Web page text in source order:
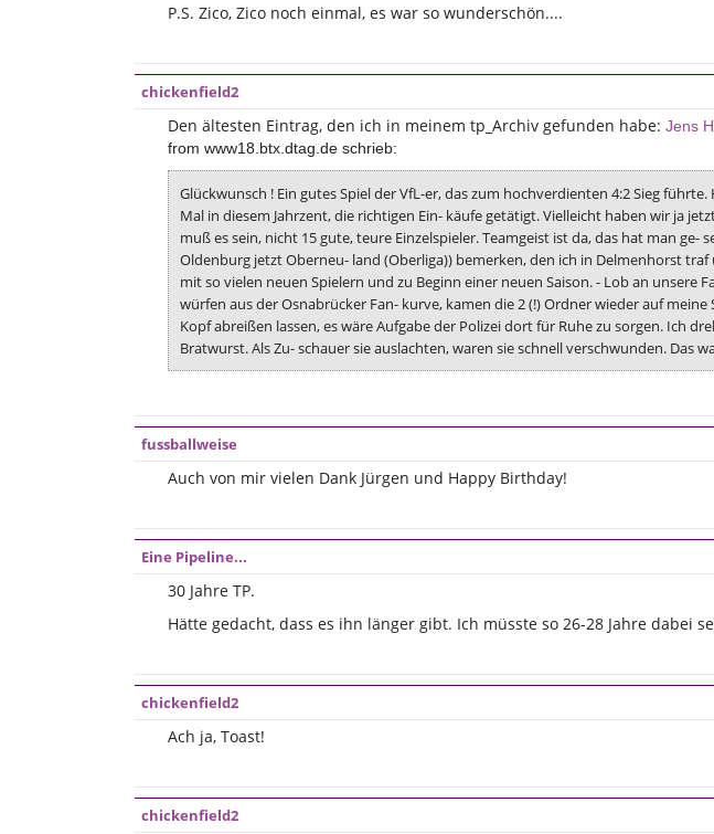
P.S. Zico, Zico noch einmal, es war so wunderschön....
chickenfield2
Den ältesten Eintrag, den ich in meinem tp_Archiv gefunden habe: Jens
from www18.btx.dtag.de schrieb:
Glückwunsch ! Ein gutes Spiel der VfL-er, das zum hochverdienten 4:2 Sieg
Mal in diesem Jahrzent, die richtigen Ein- käufe getätigt. Vielleicht haben wir ja
muß es sein, nicht 15 gute, teure Einzelspieler. Teamgeist ist da, das hat man
Oldenburg jetzt Oberneu- land (Oberliga)) bemerken, den ich in Delmenhorst
mit so vielen neuen Spielern und zu Beginn einer neuen Saison. - Lob an
würfen aus der Osnabrücker Fan- kurve, kamen die 2 (!) Ordner wieder auf
Kopf abreißen lassen, es wäre Aufgabe der Polizei dort für Ruhe zu sorgen. Ich
Bratwurst. Als Zu- schauer sie auslachten, waren sie schnell verschwunden. Das
fussballweise
Auch von mir vielen Dank Jürgen und Happy Birthday!
Eine Pipeline...
30 Jahre TP.
Hätte gedacht, dass es ihn länger gibt. Ich müsste so 26-28 Jahre dabei
chickenfield2
Ach ja, Toast!
chickenfield2